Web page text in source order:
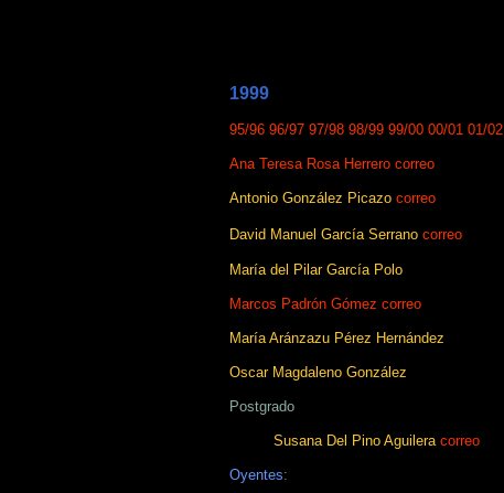
1999
95/96 96/97 97/98 98/99 99/00 00/01 01/02
Ana Teresa Rosa Herrero correo
Antonio González Picazo correo
David Manuel García Serrano correo
María del Pilar García Polo
Marcos Padrón Gómez correo
María Aránzazu Pérez Hernández
Oscar Magdaleno González
Postgrado
Susana Del Pino Aguilera correo
Oyentes: